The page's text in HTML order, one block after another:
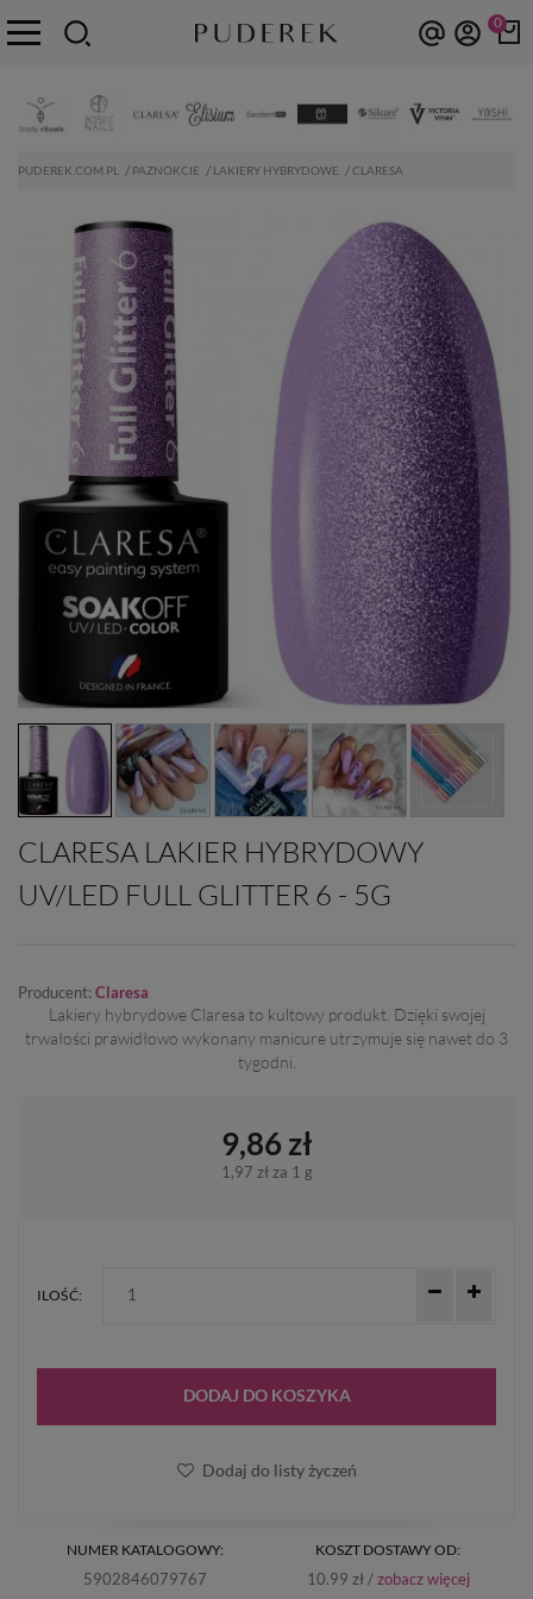
0
PUDEREK.COM.PL PAZNOKCIE LAKIERY HYBRYDOWE CLARESA
CLARESA LAKIER HYBRYDOWY
UV/LED FULL GLITTER 6 - 5G
Producent: Claresa
Lakiery hybrydowe Claresa to kultowy produkt. Dzięki swojej
trwałości prawidłowo wykonany manicure utrzymuje się nawet do 3
tygodni.
NUMER KATALOGOWY:
5902846079767
KOSZT DOSTAWY OD:
10.99 zł /zobacz więcej
9,86 zł
1,97 złza 1 g
ILOŚĆ:
DODAJ DO KOSZYKA
Dodaj do listy życzeń